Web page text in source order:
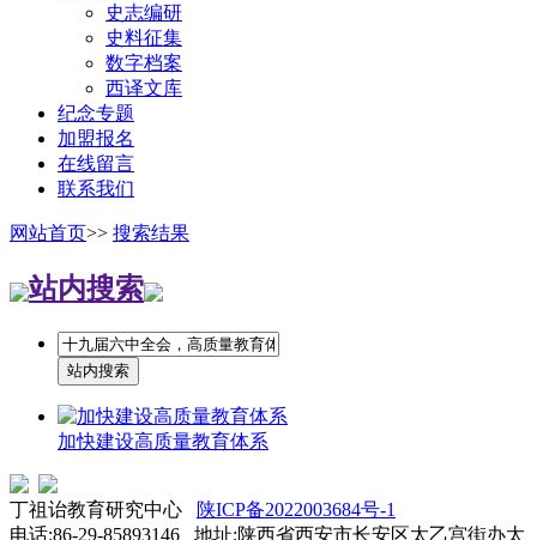
史志编研
史料征集
数字档案
西译文库
纪念专题
加盟报名
在线留言
联系我们
网站首页>> 搜索结果
站内搜索
加快建设高质量教育体系
丁祖诒教育研究中心
陕ICP备2022003684号-1
电话:86-29-85893146 地址:陕西省西安市长安区太乙宫街办太